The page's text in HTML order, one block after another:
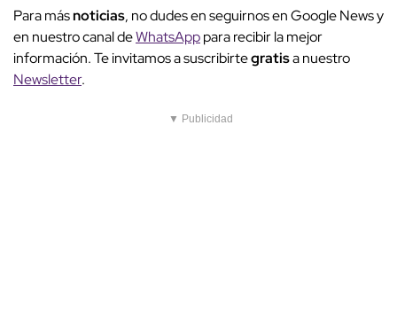
Para másnoticias, no dudes en seguirnos en Google News y
en nuestro canal deWhatsApppara recibir la mejor
información. Te invitamos a suscribirtegratisa nuestro
Newsletter.
▼ Publicidad